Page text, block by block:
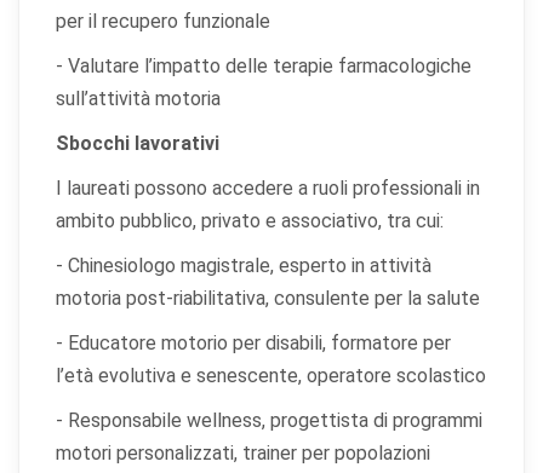
per il recupero funzionale
- Valutare l’impatto delle terapie farmacologiche
sull’attività motoria
Sbocchi lavorativi
I laureati possono accedere a ruoli professionali in
ambito pubblico, privato e associativo, tra cui:
- Chinesiologo magistrale, esperto in attività
motoria post-riabilitativa, consulente per la salute
- Educatore motorio per disabili, formatore per
l’età evolutiva e senescente, operatore scolastico
- Responsabile wellness, progettista di programmi
motori personalizzati, trainer per popolazioni